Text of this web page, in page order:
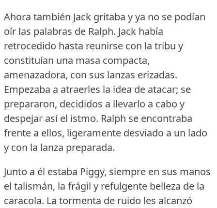
Ahora también Jack gritaba y ya no se podían
oír las palabras de Ralph. Jack había
retrocedido hasta reunirse con la tribu y
constituían una masa compacta,
amenazadora, con sus lanzas erizadas.
Empezaba a atraerles la idea de atacar; se
prepararon, decididos a llevarlo a cabo y
despejar así el istmo. Ralph se encontraba
frente a ellos, ligeramente desviado a un lado
y con la lanza preparada.
Junto a él estaba Piggy, siempre en sus manos
el talismán, la frágil y refulgente belleza de la
caracola. La tormenta de ruido les alcanzó